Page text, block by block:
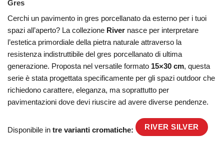
Gres
Cerchi un pavimento in gres porcellanato da esterno per i tuoi
spazi all’aperto? La collezione River nasce per interpretare
l’estetica primordiale della pietra naturale attraverso la
resistenza indistruttibile del gres porcellanato di ultima
generazione. Proposta nel versatile formato 15×30 cm, questa
serie è stata progettata specificamente per gli spazi outdoor che
richiedono carattere, eleganza, ma soprattutto per
pavimentazioni dove devi riuscire ad avere diverse pendenze.
Disponibile in tre varianti cromatiche: RIVER SILVER